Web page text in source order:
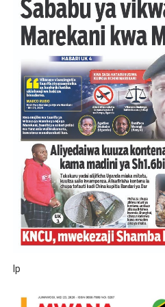
WMA YAWAFUNDISHA
TBS YAWAHIMIZA
NAIBU KATIBU MKUU
DKT. MSONDE: TBA NI
Waziri Kabudi: Kilosa
HABARI ZILIZOPEWA
PINDA APONGEZA TVLA
MFUMO WA M+2
lp